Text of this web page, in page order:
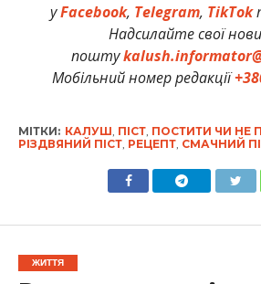
уFacebook, Telegram, TikTok
Надсилайте свої
пошту
Мобільний номер редакції
МІТКИ: КАЛУШ ПІСТ, ПОСТИТИ ЧИ НЕ
РІЗДВЯНИЙ ПІСТ, РЕЦЕПТ, СМАЧНИЙ
ЖИТТЯ